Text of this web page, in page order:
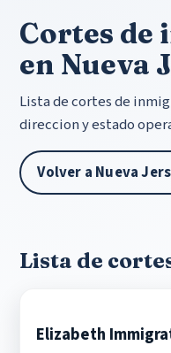
Cortes de
en Nueva
Lista de cortes de
direccion y estado
Volver a Nueva
Lista de
Elizabeth